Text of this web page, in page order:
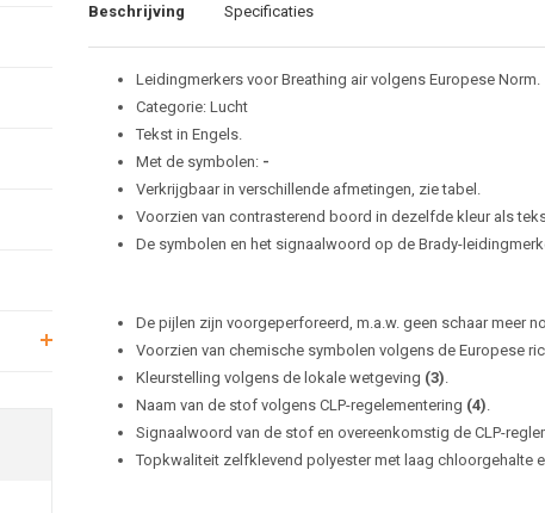
Beschrijving Specificaties
Leidingmerkers voor Breathing air volgens Europese Norm.
Categorie: Lucht
Tekst in Engels.
Met de symbolen: -
Verkrijgbaar in verschillende afmetingen, zie tabel.
Voorzien van contrasterend boord in dezelfde kleur als
De symbolen en het signaalwoord op de Brady-
De pijlen zijn voorgeperforeerd, m.a.w. geen schaar meer
Voorzien van chemische symbolen volgens de Europese
Kleurstelling volgens de lokale wetgeving (3)
Naam van de stof volgens CLP-regelementering (4)
Signaalwoord van de stof en overeenkomstig de CLP-
Topkwaliteit zelfklevend polyester met laag chloorgehalte